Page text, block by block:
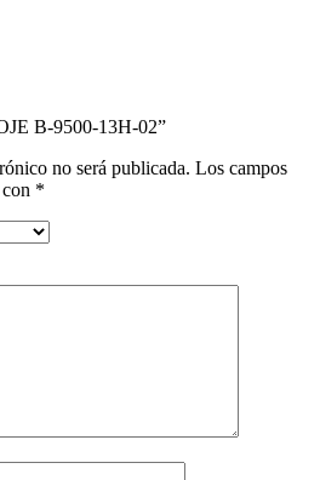
B-9500-13H-02”
no será publicada. Los campos
*